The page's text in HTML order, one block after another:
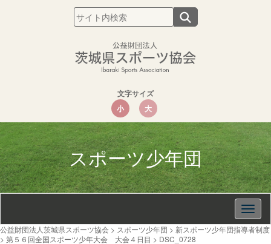
文字サイズ
小
大
スポーツ少年団
公益財団法人茨城県スポーツ協会 > スポーツ少年団 > 新スポーツ少年団指導者制度
> 第５６回全国スポーツ少年大会 大会４日目 > DSC_0728